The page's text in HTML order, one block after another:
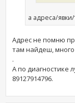
а адреса/
Адрес не помню
там найдеш,
.
А по диагностике
89127914796.